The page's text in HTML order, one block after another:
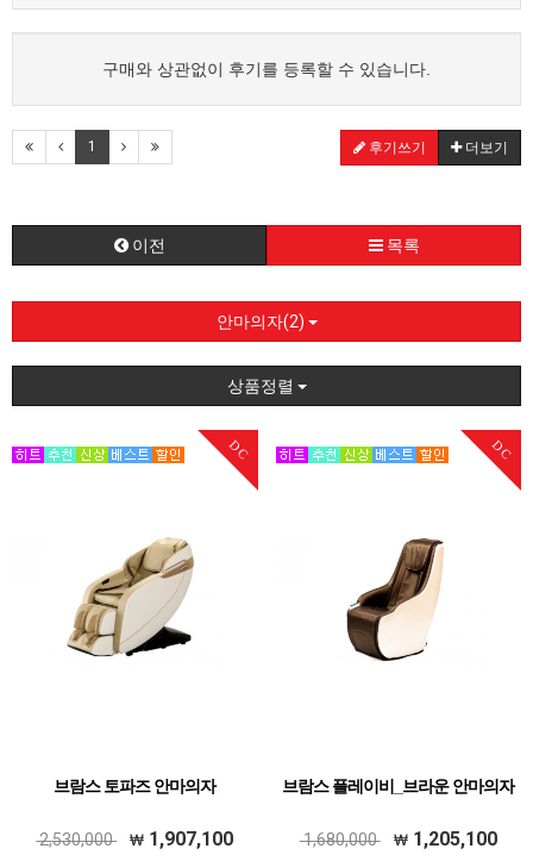
구매와 상관없이 후기를 등록할 수 있습니다.
1 후기쓰기 더보기
이전 목록
안마의자(2)
상품정렬
DC
브람스 토파즈 안마의자
2,530,000 1,907,100
DC
브람스 플레이비_브라운 안마의자
1,680,000 1,205,100